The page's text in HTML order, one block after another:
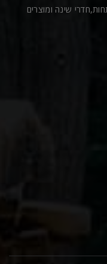
שינה ומוצרים